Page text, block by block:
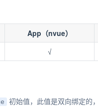
App（nvue）
√
初始值，此值是双向绑定的，